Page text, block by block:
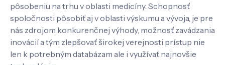
Kontakt
SK EN
pôsobeniu na trhu v oblasti medicíny. Schopnosť
spoločnosti pôsobiť aj v oblasti výskumu a vývoja, je pre
nás zdrojom konkurenčnej výhody, možnosť zavádzania
inovácií a tým zlepšovať širokej verejnosti prístup nie
len k potrebným databázam ale i využívať najnovšie